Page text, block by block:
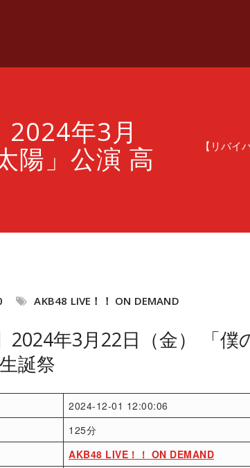
2024年3月
陽」公演 高
【リバ
AKB48 LIVE！！ ON DEMAND
2024年3月22日（金） 「僕
誕祭
2024-12-01 12:00:06
125分
AKB48 LIVE！！ ON DEMAND